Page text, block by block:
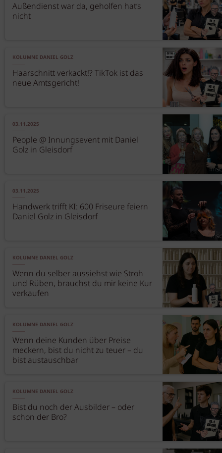
Außendienst war da, geholfen hat’s
nicht
KOLUMNE DANIEL GOLZ
Haarschnitt verkackt!? TikTok ist das
neue Amtsgericht!
03.11.2025
People @ Innungsevent mit Daniel
Golz in Gleisdorf
03.11.2025
Handwerk trifft KI: 600 Friseure feiern
Daniel Golz in Gleisdorf
KOLUMNE DANIEL GOLZ
Wenn du selber aussiehst wie Stroh
und Rüben, brauchst du mir keine Kur
verkaufen
KOLUMNE DANIEL GOLZ
Wenn deine Kunden über Preise
meckern, bist du nicht zu teuer – du
bist austauschbar
KOLUMNE DANIEL GOLZ
Bist du noch der Ausbilder – oder
schon der Bro?